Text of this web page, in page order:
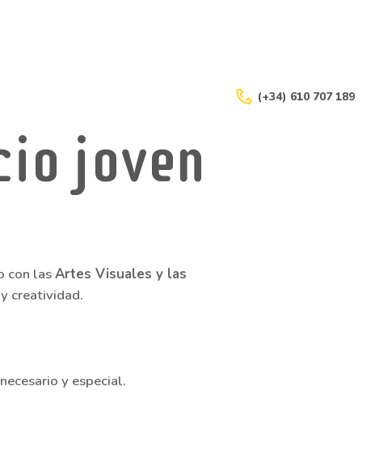
(+34) 610 707 189
joven
con lasArtes Visuales y las
creatividad.
y especial.